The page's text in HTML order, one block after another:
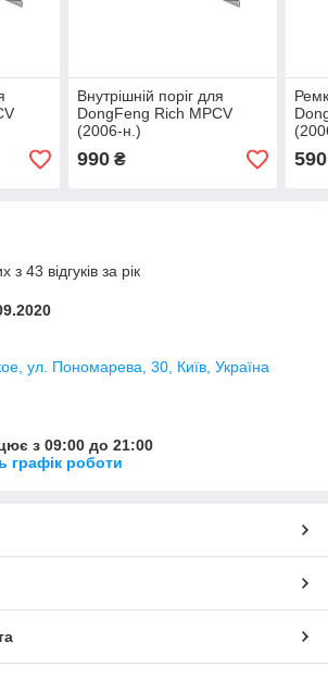
Внутрішній поріг для
DongFeng Rich MPCV
(2006-н.)
990₴ 590
з 43 відгуків за рік
ул. Пономарева, 30, Київ, Україна
з 09:00 до 21:00
графік роботи